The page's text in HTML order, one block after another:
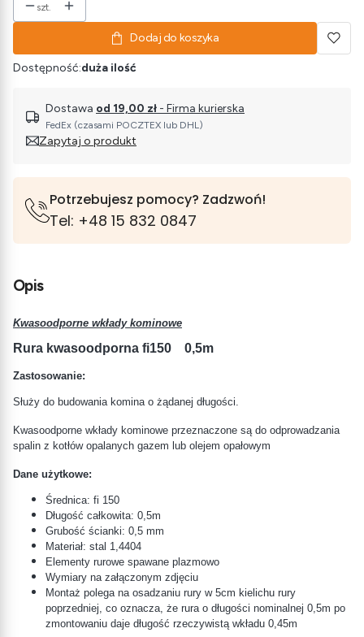
szt.
Dodaj do koszyka
Dostępność:duża ilość
Dostawa od 19,00 zł - Firma kurierska
FedEx (czasami POCZTEX lub DHL)
Zapytaj o produkt
Potrzebujesz pomocy? Zadzwoń!
Tel: +48 15 832 0847
Opis
Kwasoodporne wkłady kominowe
Rura kwasoodporna fi150 0,5m
Zastosowanie:
Służy do budowania komina o żądanej długości.
Kwasoodporne wkłady kominowe przeznaczone są do odprowadzania
spalin z kotłów opalanych gazem lub olejem opałowym
Dane użytkowe:
Średnica: fi 150
Długość całkowita: 0,5m
Grubość ścianki: 0,5 mm
Materiał: stal 1,4404
Elementy rurowe spawane plazmowo
Wymiary na załączonym zdjęciu
Montaż polega na osadzaniu rury w 5cm kielichu rury
poprzedniej, co oznacza, że rura o długości nominalnej 0,5m po
zmontowaniu daje długość rzeczywistą wkładu 0,45m